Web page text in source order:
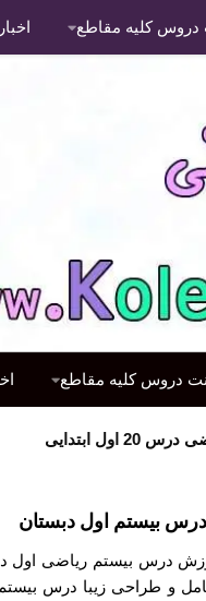
دروس کلیه مقاطع اخبار
دروس کلیه مقاطع
ابتدایی
بیستم اول دبستان
درس بیستم ریاضی اول
و طراحی زیبا درس